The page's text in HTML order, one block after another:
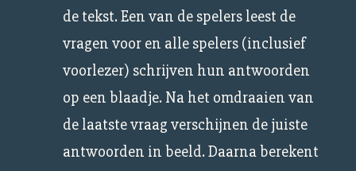
de tekst. Een van de spelers leest de
vragen voor en alle spelers (inclusief
voorlezer) schrijven hun antwoorden
op een blaadje. Na het omdraaien van
de laatste vraag verschijnen de juiste
antwoorden in beeld. Daarna berekent